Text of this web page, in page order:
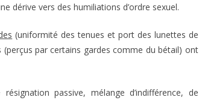
dérive vers des humiliations d’ordre sexuel.
(uniformité des tenues et port des lunettes de
par certains gardes comme du bétail) ont
passive, mélange d’indifférence, de